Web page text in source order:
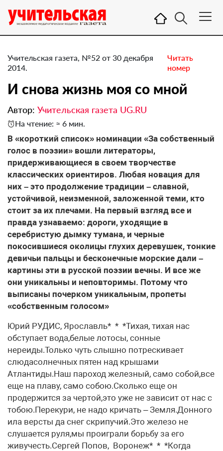
Учительская газета, №52 от 30 декабря
2014.
Читать
номер
И снова жизнь моя со мной
Автор: Учительская газета UG.RU
На чтение: ≈ 6 мин.
В «короткий список» номинации «За собственный
голос в поэзии» вошли литераторы,
придерживающиеся в своем творчестве
классических ориентиров. Любая новация для
них – это продолжение традиции – славной,
устойчивой, неизменной, заложенной теми, кто
стоит за их плечами. На первый взгляд все и
правда узнаваемо: дороги, уходящие в
серебристую дымку тумана, и черные
покосившиеся околицы глухих деревушек, тонкие
девичьи пальцы и бесконечные морские дали –
картины эти в русской поэзии вечны. И все же
они уникальны и неповторимы. Потому что
выписаны почерком уникальным, пропеты
«собственным голосом»
Юрий РУДИС, Ярославль* * *Тихая, тихая нас
обступает вода,белые лотосы, сонные
нереиды.Только чуть слышно потрескивает
слюдасолнечных пятен над крышами
Атлантиды.Наш пароход железный, само собой,все
еще на плаву, само собою.Сколько еще он
продержится за чертой,это уже не зависит от нас с
тобою.Перекури, не надо кричать – Земля.Донного
ила версты да снег скрипучий.Это железо не
слушается руля,мы проиграли борьбу за его
живучесть.Сергей Попов, Воронеж* * *Когда